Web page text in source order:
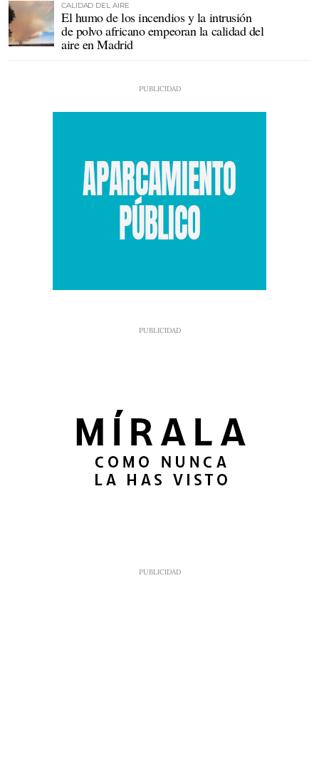
CALIDAD DEL AIRE
El humo de los incendios y la intrusión
de polvo africano empeoran la calidad del
aire en Madrid